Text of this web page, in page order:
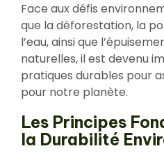
Face aux défis
que la déforestation, la
l’eau, ainsi que
naturelles, il est devenu
pratiques durables pour
pour notre planète.
Les Principes
la Durabilité